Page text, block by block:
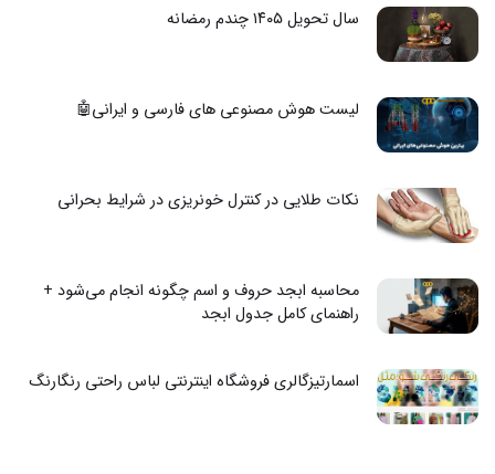
سال تحویل ۱۴۰۵ چندم رمضانه
لیست هوش مصنوعی های فارسی و ایرانی🤖
نکات طلایی در کنترل خونریزی در شرایط بحرانی
محاسبه ابجد حروف و اسم چگونه انجام می‌شود +
راهنمای کامل جدول ابجد
اسمارتیزگالری فروشگاه اینترنتی لباس راحتی رنگارنگ